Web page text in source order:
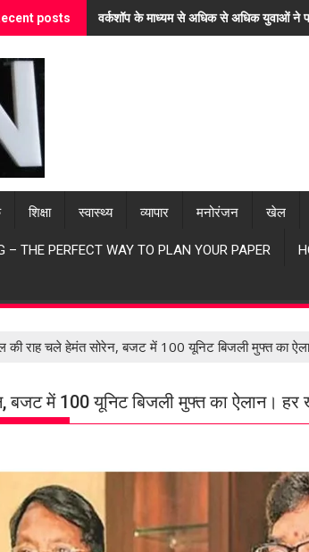
posts वर्कशॉप के माध्यम से अधिक से अधिक युवाओं ने
शिक्षा स्वास्थ्य व्यापार मनोरंजन खेल
– THE PERFECT WAY TO PLAN YOUR PAPER
की राह चले हेमंत सोरेन, बजट में 100 यूनिट बिजली मुफ्त का
बजट में 100 यूनिट बिजली मुफ्त का ऐलान।